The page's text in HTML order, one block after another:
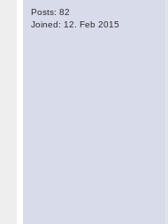
Posts: 82
Joined: 12. Feb 2015